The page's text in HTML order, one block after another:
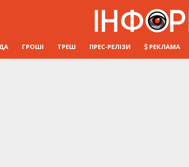
ГРОШІ ТРЕШ ПРЕС-РЕЛІЗИ РЕКЛАМА